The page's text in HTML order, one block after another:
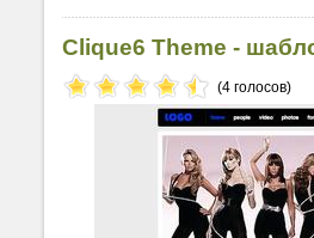
Clique6 Theme -
(4 голосов)